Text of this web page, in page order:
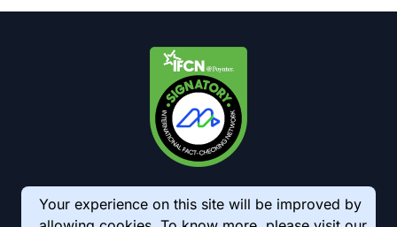
Your experience on this site will be improved by